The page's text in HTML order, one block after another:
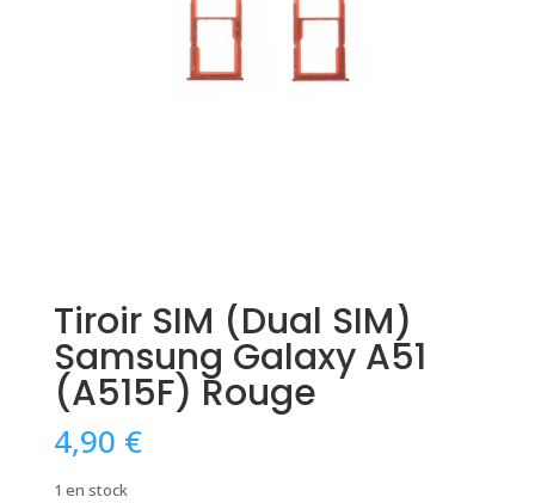
Tiroir SIM (Dual SIM)
Samsung Galaxy A51
(A515F) Rouge
4,90 €
1 en stock